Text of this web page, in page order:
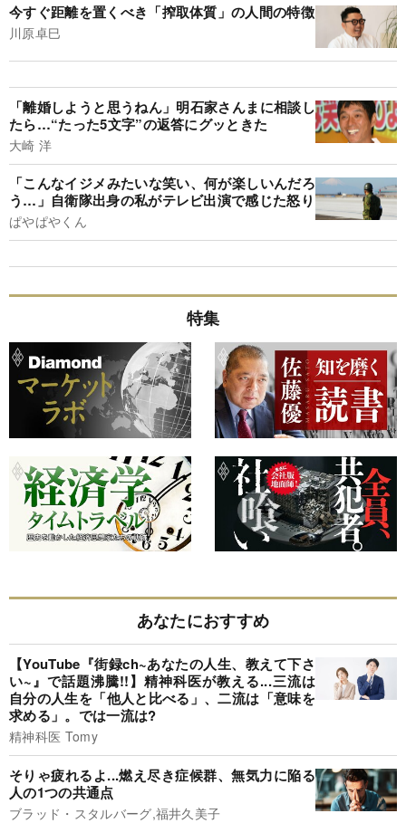
今すぐ距離を置くべき「搾取体質」の人間の特徴
川原卓巳
「離婚しようと思うねん」明石家さんまに相談し
たら…“たった5文字”の返答にグッときた
大崎 洋
「こんなイジメみたいな笑い、何が楽しいんだろ
う…」自衛隊出身の私がテレビ出演で感じた怒り
ぱやぱやくん
特集
あなたにおすすめ
【YouTube『街録ch~あなたの人生、教えて下さ
い~』で話題沸騰!!】精神科医が教える...三流は
自分の人生を「他人と比べる」、二流は「意味を
求める」。では一流は?
精神科医 Tomy
そりゃ疲れるよ...燃え尽き症候群、無気力に陥る
人の1つの共通点
ブラッド・スタルバーグ,福井久美子